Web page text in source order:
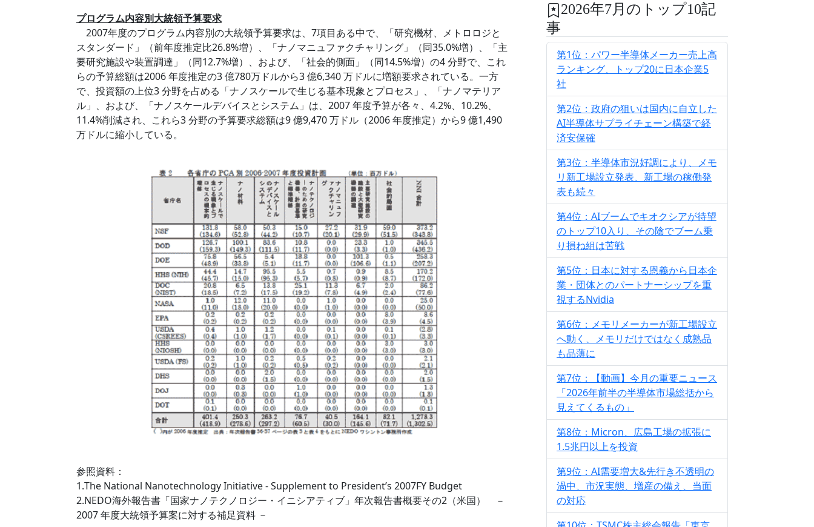
プログラム内容別大統領予算要求
2007年度のプログラム内容別の大統領予算要求は、7項目ある中で、「研究機材、メトロロジと
スタンダード」（前年度推定比26.8%増）、「ナノマニュファクチャリング」（同35.0%増）、「主
要研究施設や装置調達」（同12.7%増）、および、「社会的側面」（同14.5%増）の4 分野で、これ
らの予算総額は2006 年度推定の3 億780万ドルから3 億6,340 万ドルに増額要求されている。一方
で、投資額の上位3 分野を占める「ナノスケールで生じる基本現象とプロセス」、「ナノマテリア
ル」、および、「ナノスケールデバイスとシステム」は、2007 年度予算が各々、4.2%、10.2%、
11.4%削減され、これら3 分野の予算要求総額は9 億9,470 万ドル（2006 年度推定）から9 億1,490
万ドルに縮小している。
参照資料：
1.The National Nanotechnology Initiative - Supplement to President’s 2007FY Budget
2.NEDO海外報告書「国家ナノテクノロジー・イニシアティブ」年次報告書概要その2（米国） －
2007 年度大統領予算案に対する補足資料 －
2026年7月のトップ10記
事
第1位：パワー半導体メーカー売上高
ランキング、トップ20に日本企業5
社
第2位：政府の狙いは国内に自立した
AI半導体サプライチェーン構築で経
済安保確
第3位：半導体市況好調により、メモ
リ新工場設立発表、新工場の稼働発
表も続々
第4位：AIブームでキオクシアが待望
のトップ10入り、その陰でブーム乗
り損ね組は苦戦
第5位：日本に対する恩義から日本企
業・団体とのパートナーシップを重
視するNvidia
第6位：メモリメーカーが新工場設立
へ動く、メモリだけではなく成熟品
も品薄に
第7位：【動画】今月の重要ニュース
「2026年前半の半導体市場総括から
見えてくるもの」
第8位：Micron、広島工場の拡張に
1.5兆円以上を投資
第9位：AI需要増大&先行き不透明の
渦中、市況実態、増産の備え、当面
の対応